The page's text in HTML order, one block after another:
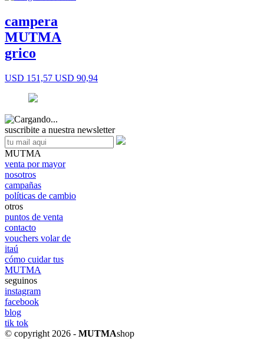
campera
MUTMA
grico
USD 151,57 USD 90,94
suscribite a nuestra newsletter
MUTMA
venta por mayor
nosotros
campañas
políticas de cambio
otros
puntos de venta
contacto
vouchers volar de
itaú
cómo cuidar tus
MUTMA
seguinos
instagram
facebook
blog
tik tok
© copyright 2026 - MUTMAshop